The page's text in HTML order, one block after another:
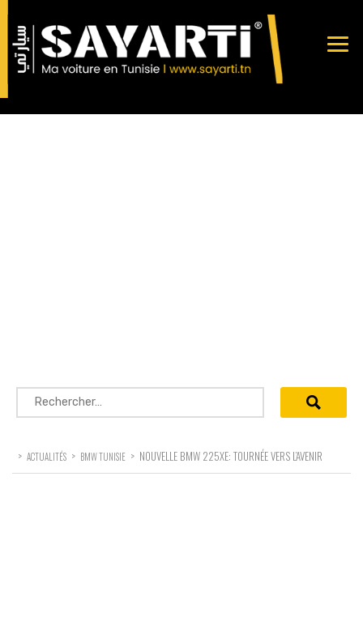
Rechercher :
> ACTUALITÉS > BMW TUNISIE > NOUVELLE BMW 225XE: TOURNÉE VERS L’AVENIR